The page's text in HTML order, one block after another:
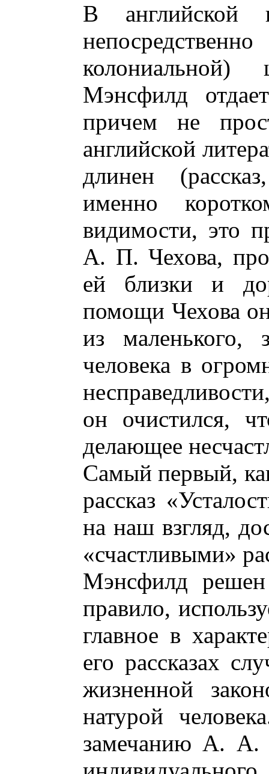
В английской
Мэнсфилд
причем не
английской
длинен
именно
видимости, это
А. П. Чехова,
ей близки и
помощи Чехова
из маленького,
человека в
он очистился,
делающее
Самый первый,
рассказ
на наш взгляд,
«счастливыми»
Мэнсфилд
правило,
главное в
его рассказах
жизненной
натурой
замечанию А. А.